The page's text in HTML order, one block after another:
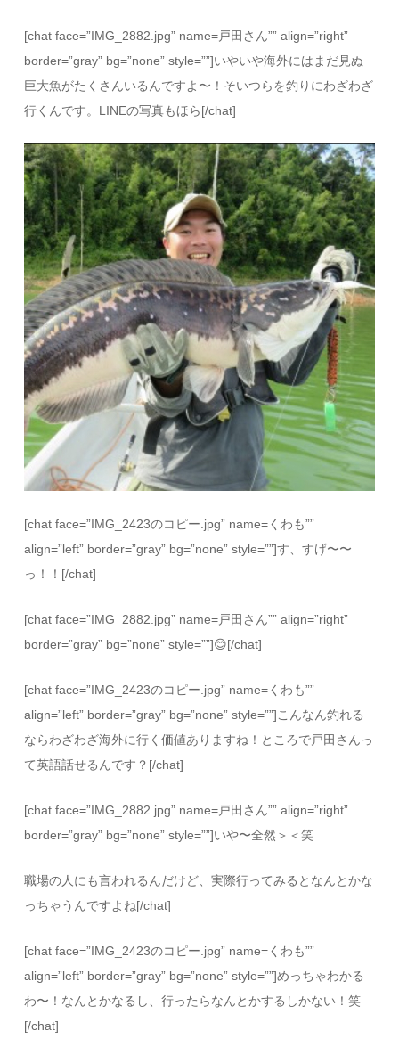
[chat face=”IMG_2882.jpg” name=戸田さん”” align=”right”
border=”gray” bg=”none” style=””]いやいや海外にはまだ見ぬ
巨大魚がたくさんいるんですよ〜！そいつらを釣りにわざわざ
行くんです。LINEの写真もほら[/chat]
[chat face=”IMG_2423のコピー.jpg” name=くわも””
align=”left” border=”gray” bg=”none” style=””]す、すげ〜〜
っ！！[/chat]
[chat face=”IMG_2882.jpg” name=戸田さん”” align=”right”
border=”gray” bg=”none” style=””]😊[/chat]
[chat face=”IMG_2423のコピー.jpg” name=くわも””
align=”left” border=”gray” bg=”none” style=””]こんなん釣れる
ならわざわざ海外に行く価値ありますね！ところで戸田さんっ
て英語話せるんです？[/chat]
[chat face=”IMG_2882.jpg” name=戸田さん”” align=”right”
border=”gray” bg=”none” style=””]いや〜全然＞＜笑
職場の人にも言われるんだけど、実際行ってみるとなんとかな
っちゃうんですよね[/chat]
[chat face=”IMG_2423のコピー.jpg” name=くわも””
align=”left” border=”gray” bg=”none” style=””]めっちゃわかる
わ〜！なんとかなるし、行ったらなんとかするしかない！笑
[/chat]